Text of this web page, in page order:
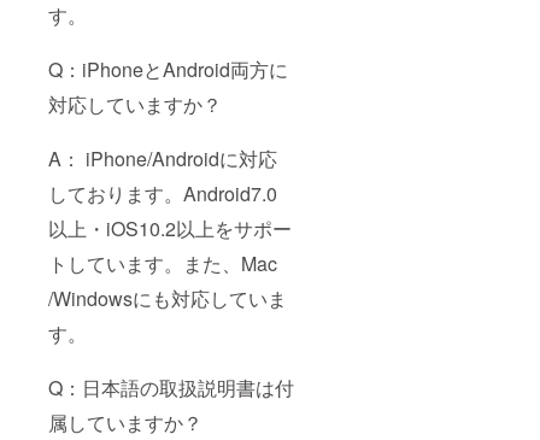
す。
Q：iPhoneとAndroid両方に
対応していますか？
A： iPhone/Androidに対応
しております。Android7.0
以上・iOS10.2以上をサポー
トしています。また、Mac
/Windowsにも対応していま
す。
Q：日本語の取扱説明書は付
属していますか？